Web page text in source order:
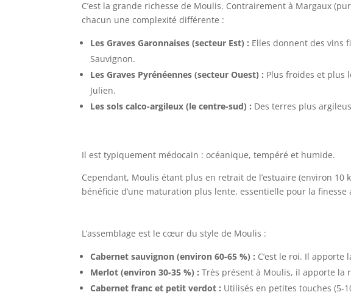
C’est la grande richesse de Moulis. Contrairement à Margaux
chacun une complexité différente :
Les Graves Garonnaises (secteur Est) : Elles donnent des vins
Sauvignon.
Les Graves Pyrénéennes (secteur Ouest) : Plus froides et plus
Julien.
Les sols calco-argileux (le centre-sud) : Des terres plus
Il est typiquement médocain : océanique, tempéré et humide.
Cependant, Moulis étant plus en retrait de l’estuaire (environ
bénéficie d’une maturation plus lente, essentielle pour la finesse
L’assemblage est le cœur du style de Moulis :
Cabernet sauvignon (environ 60-65 %) : C’est le roi. Il
Merlot (environ 30-35 %) : Très présent à Moulis, il apporte la
Cabernet franc et petit verdot : Utilisés en petites touches (5-